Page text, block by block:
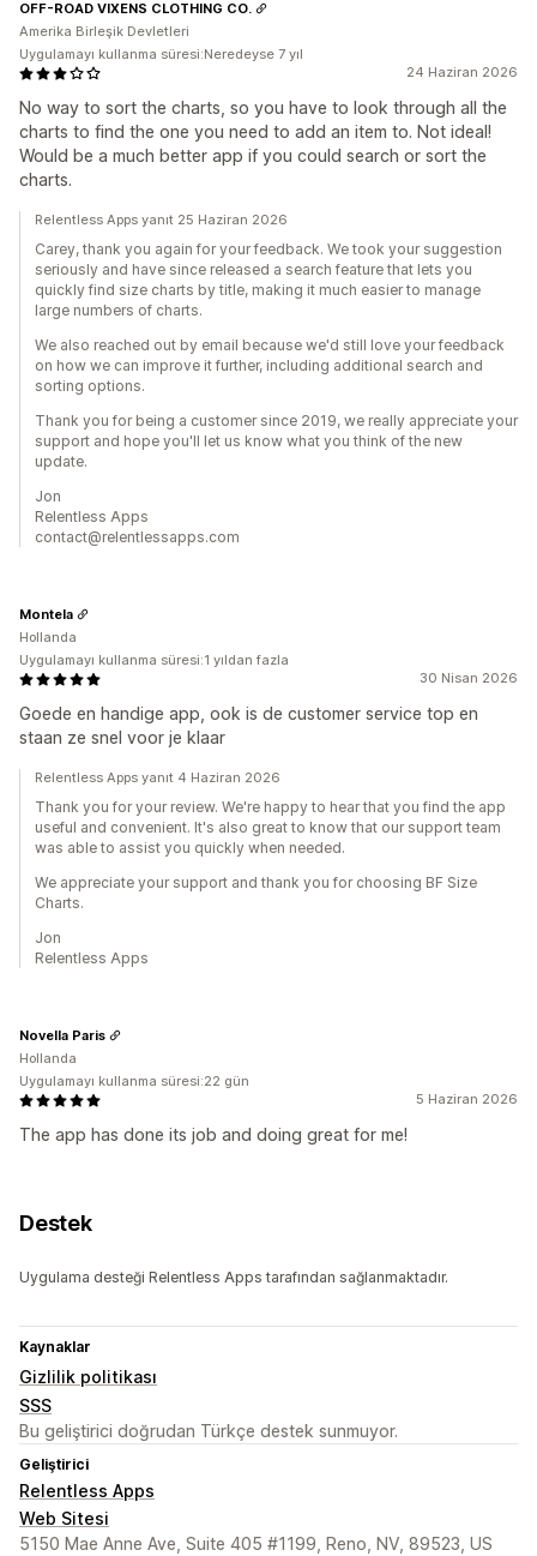
24 Haziran 2026
No way to sort the charts, so you have to look through all the
charts to find the one you need to add an item to. Not ideal!
Would be a much better app if you could search or sort the
charts.
OFF-ROAD VIXENS CLOTHING CO.
Amerika Birleşik Devletleri
Uygulamayı kullanma süresi:Neredeyse 7 yıl
Relentless Apps yanıt 25 Haziran 2026
Carey, thank you again for your feedback. We took your suggestion
seriously and have since released a search feature that lets you
quickly find size charts by title, making it much easier to manage
large numbers of charts.
We also reached out by email because we'd still love your feedback
on how we can improve it further, including additional search and
sorting options.
Thank you for being a customer since 2019, we really appreciate your
support and hope you'll let us know what you think of the new
update.
Jon
Relentless Apps
contact@relentlessapps.com
30 Nisan 2026
Goede en handige app, ook is de customer service top en
staan ze snel voor je klaar
Montela
Hollanda
Uygulamayı kullanma süresi:1 yıldan fazla
Relentless Apps yanıt 4 Haziran 2026
Thank you for your review. We're happy to hear that you find the app
useful and convenient. It's also great to know that our support team
was able to assist you quickly when needed.
We appreciate your support and thank you for choosing BF Size
Charts.
Jon
Relentless Apps
5 Haziran 2026
The app has done its job and doing great for me!
Novella Paris
Hollanda
Uygulamayı kullanma süresi:22 gün
Destek
Uygulama desteği Relentless Apps tarafından sağlanmaktadır.
Kaynaklar
Gizlilik politikası
SSS
Bu geliştirici doğrudan Türkçe destek sunmuyor.
Geliştirici
Relentless Apps
Web Sitesi
5150 Mae Anne Ave, Suite 405 #1199, Reno, NV, 89523, US